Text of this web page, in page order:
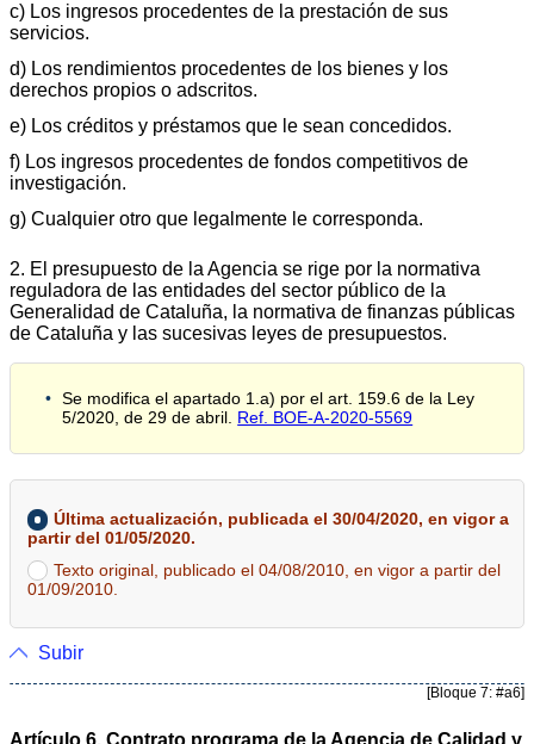
c) Los ingresos procedentes de la prestación de sus
servicios.
d) Los rendimientos procedentes de los bienes y los
derechos propios o adscritos.
e) Los créditos y préstamos que le sean concedidos.
f) Los ingresos procedentes de fondos competitivos de
investigación.
g) Cualquier otro que legalmente le corresponda.
2. El presupuesto de la Agencia se rige por la normativa
reguladora de las entidades del sector público de la
Generalidad de Cataluña, la normativa de finanzas públicas
de Cataluña y las sucesivas leyes de presupuestos.
Se modifica el apartado 1.a) por el art. 159.6 de la Ley
5/2020, de 29 de abril. Ref. BOE-A-2020-5569
Última actualización, publicada el 30/04/2020, en vigor a
partir del 01/05/2020.
Texto original, publicado el 04/08/2010, en vigor a partir del
01/09/2010.
Subir
[Bloque 7: #a6]
Artículo 6. Contrato programa de la Agencia de Calidad y